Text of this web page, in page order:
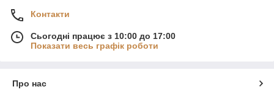
Контакти
Сьогодні працює з 10:00 до 17:00
Показати весь графік роботи
Про нас